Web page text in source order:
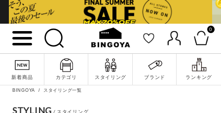
0
新着商品 カテゴリ スタイリング ブランド ランキング
詳細検索
BINGOYA スタイリング一覧
STYLING